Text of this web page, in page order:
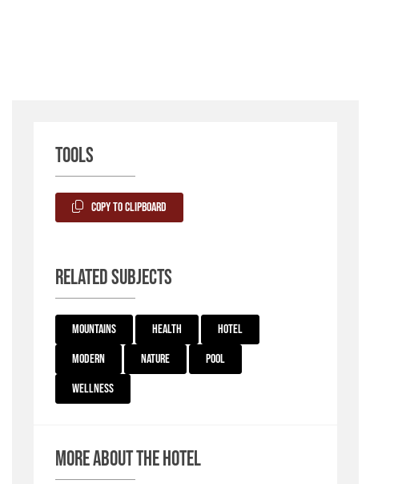
Tools
Copy to Clipboard
Related subjects
Mountains Health
Hotel
Modern
Nature
Pool
Wellness
More about the hotel